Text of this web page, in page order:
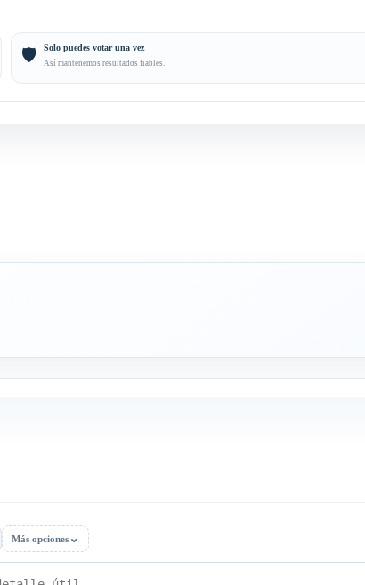
🛡️ Solo puedes votar una vez
Así mantenemos resultados fiables.
Más opciones ⌄